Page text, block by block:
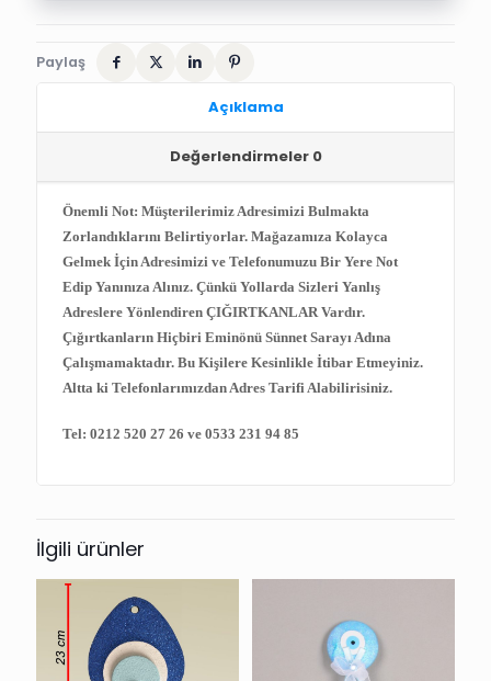
Paylaş
Açıklama
Değerlendirmeler 0
Önemli Not: Müşterilerimiz Adresimizi Bulmakta
Zorlandıklarını Belirtiyorlar. Mağazamıza Kolayca
Gelmek İçin Adresimizi ve Telefonumuzu Bir Yere Not
Edip Yanınıza Alınız. Çünkü Yollarda Sizleri Yanlış
Adreslere Yönlendiren ÇIĞIRTKANLAR Vardır.
Çığırtkanların Hiçbiri Eminönü Sünnet Sarayı Adına
Çalışmamaktadır. Bu Kişilere Kesinlikle İtibar Etmeyiniz.
Altta ki Telefonlarımızdan Adres Tarifi Alabilirisiniz.
Tel: 0212 520 27 26 ve 0533 231 94 85
İlgili ürünler